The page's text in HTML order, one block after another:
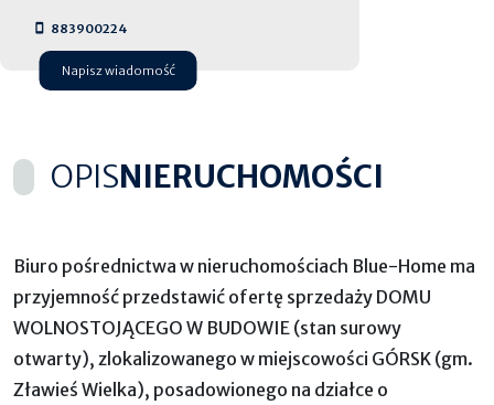
883900224
Napisz wiadomość
OPISNIERUCHOMOŚCI
Biuro pośrednictwa w nieruchomościach Blue-Home ma
przyjemność przedstawić ofertę sprzedaży DOMU
WOLNOSTOJĄCEGO W BUDOWIE (stan surowy
otwarty), zlokalizowanego w miejscowości GÓRSK (gm.
Zławieś Wielka), posadowionego na działce o